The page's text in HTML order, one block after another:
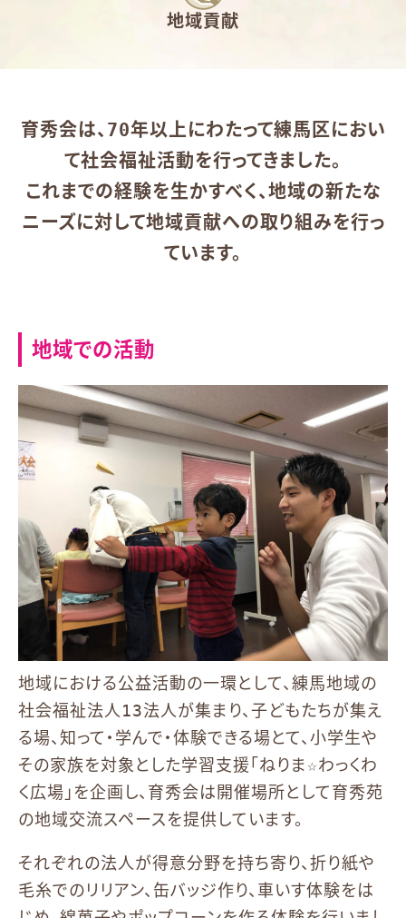
地域貢献
育秀会は、70年以上にわたって練馬区におい
て社会福祉活動を行ってきました。
これまでの経験を生かすべく、地域の新たな
ニーズに対して地域貢献への取り組みを行っ
ています。
地域での活動
地域における公益活動の一環として、練馬地域の
社会福祉法人13法人が集まり、子どもたちが集え
る場、知って・学んで・体験できる場とて、小学生や
その家族を対象とした学習支援「ねりま☆わっくわ
く広場」を企画し、育秀会は開催場所として育秀苑
の地域交流スペースを提供しています。
それぞれの法人が得意分野を持ち寄り、折り紙や
毛糸でのリリアン、缶バッジ作り、車いす体験をは